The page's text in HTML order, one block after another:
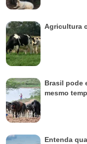
Agricultura
Brasil pode
mesmo
Entenda